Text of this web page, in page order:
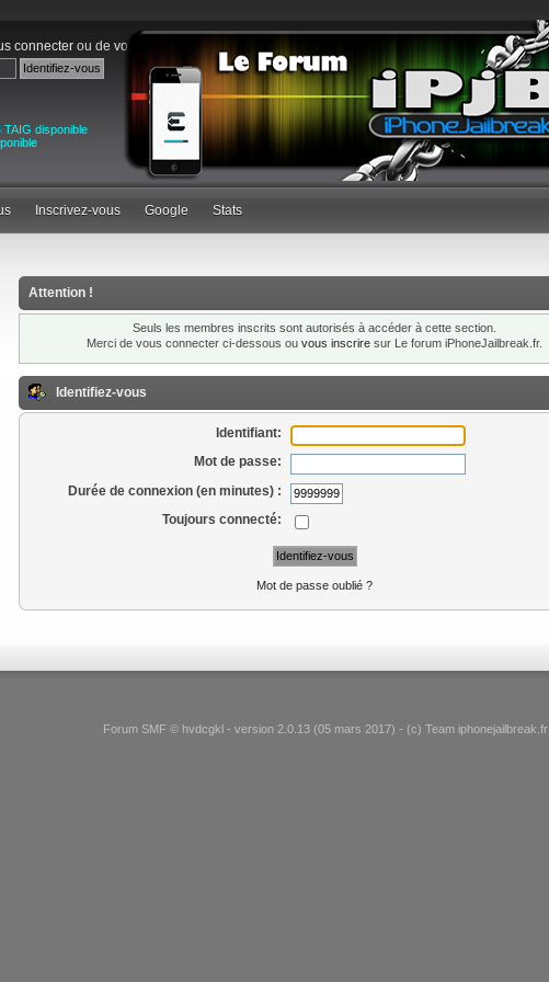
connecter ou de vous inscrire
disponible
Inscrivez-vous Google Stats
Attention !
Seuls les membres inscrits sont autorisés à accéder à cette section.
Merci de vous connecter ci-dessous ou vous inscrire sur Le forum iPhoneJailbreak.fr.
Identifiez-vous
Identifiant:
Mot de passe:
Durée de connexion (en minutes) :
Toujours connecté:
Mot de passe oublié ?
Forum SMF © hvdcgkl - version 2.0.13 (05 mars 2017) - (c) Team iphonejailbreak.fr